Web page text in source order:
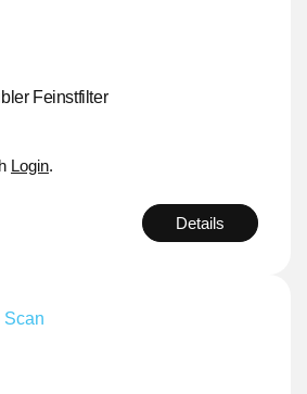
Feinstfilter
Login.
Details